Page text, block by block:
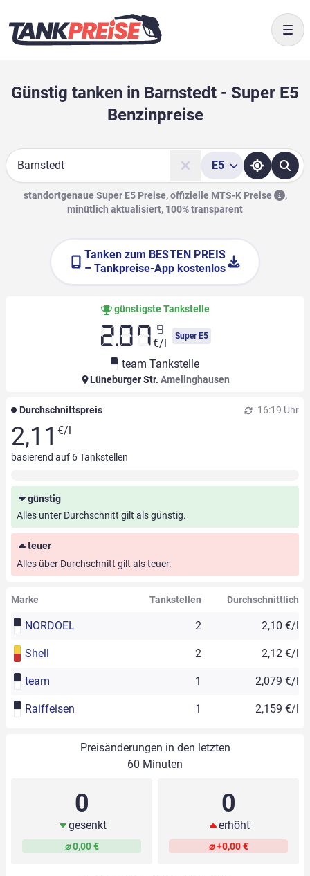
Günstig tanken in Barnstedt - Super E5
Benzinpreise
Suche
E5
standortgenaue Super E5 Preise, offizielle MTS-K Preise
,
minütlich aktualisiert, 100% transparent
Tanken zum BESTEN PREIS
– Tankpreise-App kostenlos
günstigste Tankstelle
2.07 9
€/l
Super E5
team Tankstelle
Lüneburger Str. Amelinghausen
Durchschnittspreis 16:19 Uhr
2,11 €/l
basierend auf 6Tankstellen
günstig
Alles unter Durchschnitt gilt als günstig.
teuer
Alles über Durchschnitt gilt als teuer.
Marke Tankstellen Durchschnittlich
NORDOEL 2 2,10 €/l
Shell 2 2,12 €/l
team 1 2,079 €/l
Raiffeisen 1 2,159 €/l
Preisänderungen in den letzten
60 Minuten
0
gesenkt
⌀ 0,00 €
0
erhöht
⌀ +0,00 €